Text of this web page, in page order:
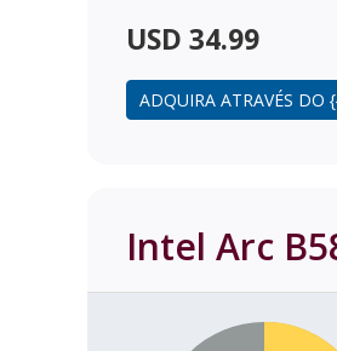
USD 34.99
ADQUIRA ATRAVÉS DO
Intel Arc